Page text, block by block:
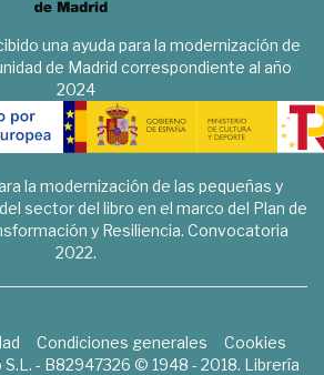
una ayuda para la modernización de
de Madrid correspondiente al año
2024
la modernización de las pequeñas y
sector del libro en el marco del Plan de
y Resiliencia. Convocatoria
2022.
Condiciones generales
Cookies
- B82947326 © 1948 - 2018. Librería